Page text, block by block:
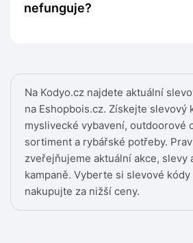
Na Kodyo.cz najdete aktuální
na Eshopbois.cz. Získejte slevový
myslivecké vybavení, outdoorové
sortiment a rybářské potřeby.
zveřejňujeme aktuální akce, slevy
kampaně. Vyberte si slevové kódy
nakupujte za nižší ceny.
nefunguje?